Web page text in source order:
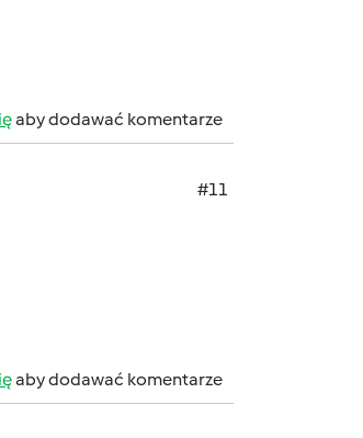
aby dodawać komentarze
#11
aby dodawać komentarze